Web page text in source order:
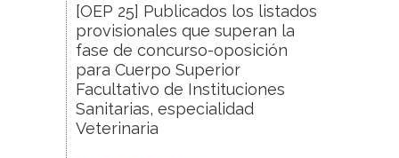
[OEP 25] Publicados los listados
provisionales que superan la
fase de concurso-oposición
para Cuerpo Superior
Facultativo de Instituciones
Sanitarias, especialidad
Veterinaria